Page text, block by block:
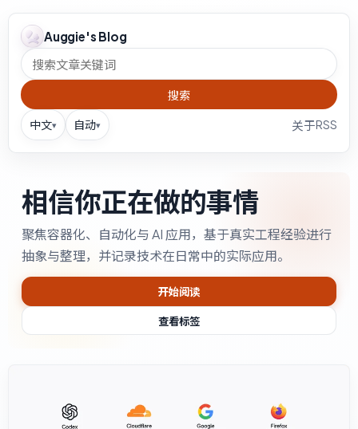
Auggie's Blog
搜索
中文▾ 自动▾ 关于RSS
相信你正在做的事情
聚焦容器化、自动化与 AI 应用，基于真实工程经验进行
抽象与整理，并记录技术在日常中的实际应用。
开始阅读
查看标签